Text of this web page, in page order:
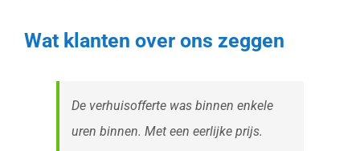
Wat klanten over ons zeggen
De verhuisofferte was binnen enkele
uren binnen. Met een eerlijke prijs.